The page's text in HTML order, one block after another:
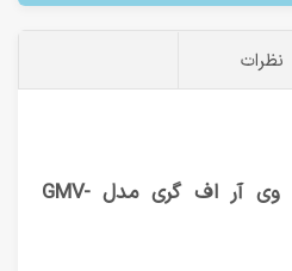
نظرات
بررسی مولتی پنل VRF وی آر اف گری مدل GMV-